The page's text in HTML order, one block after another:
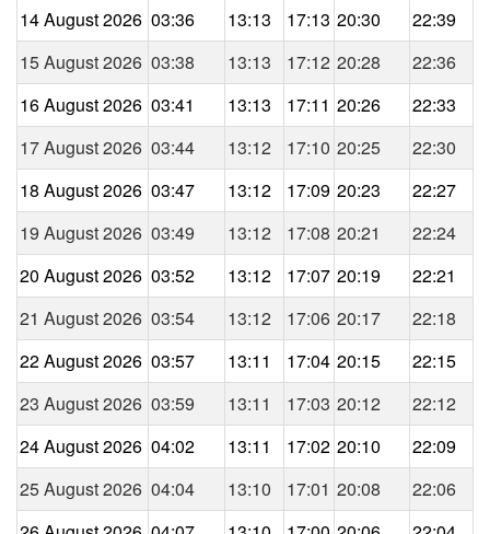
14 August 2026 03:36 13:13 17:13 20:30
22:39
15 August 2026 03:38 13:13 17:12 20:28
22:36
16 August 2026 03:41 13:13 17:11 20:26
22:33
17 August 2026 03:44 13:12 17:10 20:25
22:30
18 August 2026 03:47 13:12 17:09 20:23
22:27
19 August 2026 03:49 13:12 17:08 20:21
22:24
20 August 2026 03:52 13:12 17:07 20:19
22:21
21 August 2026 03:54 13:12 17:06 20:17
22:18
22 August 2026 03:57 13:11 17:04 20:15
22:15
23 August 2026 03:59 13:11 17:03 20:12
22:12
24 August 2026 04:02 13:11 17:02 20:10
22:09
25 August 2026 04:04 13:10 17:01 20:08
22:06